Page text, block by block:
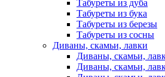
Табуреты из дуба
Табуреты из бука
Табуреты из березы
Табуреты из сосны
Диваны, скамьи, лавки
Диваны, скамьи,
Диваны, скамьи,